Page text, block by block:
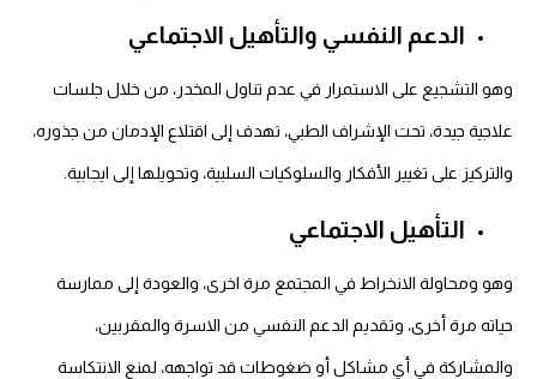
الدعم النفسي والتأهيل الاجتماعي
وهو التشجيع على الاستمرار في عدم تناول المخدر، من خلال جلسات
علاجية جيدة، تحت الإشراف الطبي، تهدف إلى اقتلاع الإدمان من جذوره،
والتركيز على تغيير الأفكار والسلوكيات السلبية، وتحويلها إلى ايجابية.
التأهيل الاجتماعي
وهو ومحاولة الانخراط في المجتمع مرة اخرى، والعودة إلى ممارسة
حياته مرة أخرى، وتقديم الدعم النفسي من الاسرة والمقربين،
والمشاركة في أي مشاكل أو ضغوطات قد تواجهه، لمنع الانتكاسة